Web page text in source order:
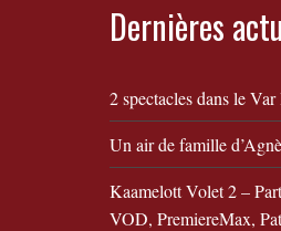
Dernières
2 spectacles dans le
Un air de famille
Kaamelott Volet 2 –
VOD, PremiereMax,